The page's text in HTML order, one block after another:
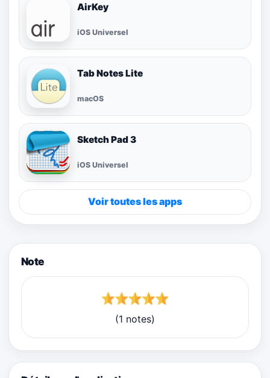
AirKey
iOS Universel
Tab Notes Lite
macOS
Sketch Pad 3
iOS Universel
Voir toutes les apps
Note
(1 notes)